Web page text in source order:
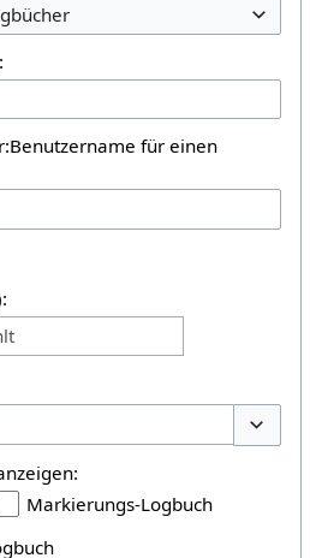
für einen
Markierungs-Logbuch